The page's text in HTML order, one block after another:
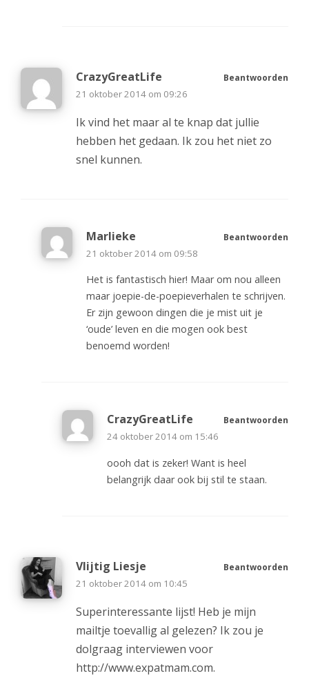
CrazyGreatLife
21 oktober 2014 om 09:26
Ik vind het maar al te knap dat jullie
hebben het gedaan. Ik zou het niet zo
snel kunnen.
Beantwoorden
Marlieke
21 oktober 2014 om 09:58
Het is fantastisch hier! Maar om nou alleen
maar joepie-de-poepieverhalen te schrijven.
Er zijn gewoon dingen die je mist uit je
‘oude’ leven en die mogen ook best
benoemd worden!
Beantwoorden
CrazyGreatLife
24 oktober 2014 om 15:46
oooh dat is zeker! Want is heel
belangrijk daar ook bij stil te staan.
Beantwoorden
Vlijtig Liesje
21 oktober 2014 om 10:45
Superinteressante lijst! Heb je mijn
mailtje toevallig al gelezen? Ik zou je
dolgraag interviewen voor
http://www.expatmam.com.
Beantwoorden